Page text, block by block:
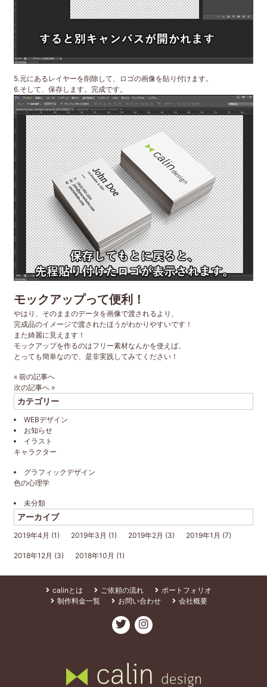
5.元にあるレイヤーを削除して、ロゴの画像を貼り付けます。
6.そして、保存します。完成です。
モックアップって便利！
やはり、そのままのデータを画像で渡されるより、
完成品のイメージで渡されたほうがわかりやすいです！
また綺麗に見えます！
モックアップを作るのはフリー素材なんかを使えば、
とっても簡単なので、是非実践してみてください！
« 前の記事へ
次の記事へ »
カテゴリー
WEBデザイン
お知らせ
イラスト
キャラクター
グラフィックデザイン
色の心理学
未分類
アーカイブ
2019年4月 (1) 2019年3月 (1) 2019年2月 (3) 2019年1月 (7)
2018年12月 (3) 2018年10月 (1)
calinとは ご依頼の流れ
ポートフォリオ
制作料金一覧
お問い合わせ 会社概要